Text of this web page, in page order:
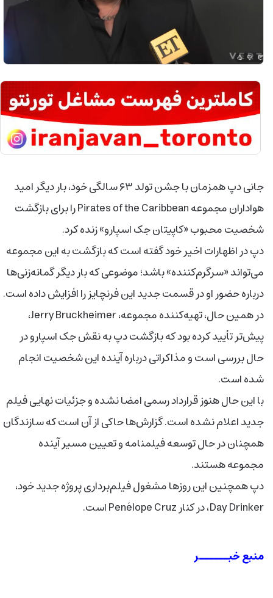
جانی دپ همزمان با جشن تولد ۶۳ سالگی خود، بار دیگر امید
هواداران مجموعه Pirates of the Caribbean را برای بازگشت
شخصیت محبوب «کاپیتان جک اسپارو» زنده کرد.
دپ در اظهارات اخیر خود گفته است که بازگشت به این مجموعه
می‌تواند «سرگرم‌کننده» باشد؛ موضوعی که بار دیگر گمانه‌زنی‌ها
درباره حضور او در قسمت جدید این فرنچایز را افزایش داده است.
در همین حال، تهیه‌کننده مجموعه، Jerry Bruckheimer،
پیش‌تر تأیید کرده بود که بازگشت دپ به نقش جک اسپارو در
حال بررسی است و مذاکراتی درباره آینده این شخصیت انجام
شده است.
با این حال هنوز قرارداد رسمی امضا نشده و جزئیات نهایی فیلم
جدید اعلام نشده است. گزارش‌ها حاکی از آن است که سازندگان
همچنان در حال توسعه فیلمنامه و تعیین مسیر آینده
مجموعه هستند.
دپ همچنین این روزها مشغول فیلم‌برداری پروژه جدید خود،
Day Drinker، در کنار Penélope Cruz است.
منبع خبــــــر